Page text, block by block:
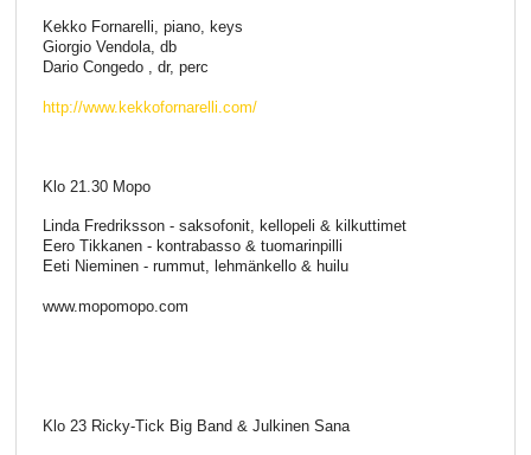
Kekko Fornarelli, piano, keys
Giorgio Vendola, db
Dario Congedo , dr, perc
http://www.kekkofornarelli.com/
Klo 21.30 Mopo
Linda Fredriksson - saksofonit, kellopeli & kilkuttimet
Eero Tikkanen - kontrabasso & tuomarinpilli
Eeti Nieminen - rummut, lehmänkello & huilu
www.mopomopo.com
Klo 23 Ricky-Tick Big Band & Julkinen Sana